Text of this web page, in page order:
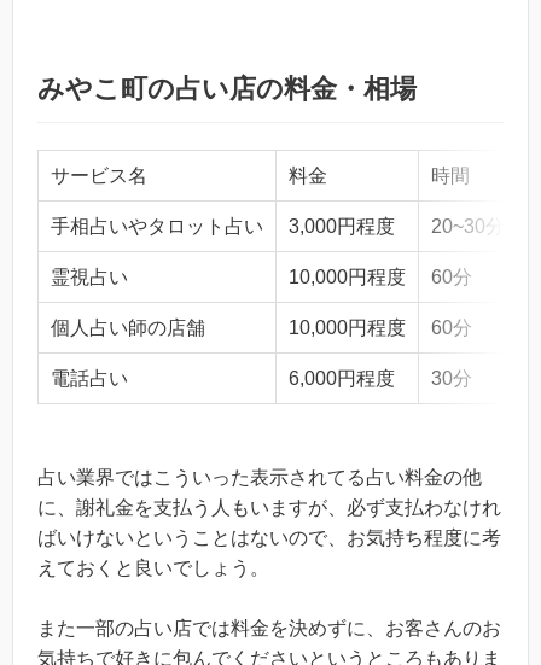
みやこ町の占い店の料金・相場
サービス名 料金 時間
手相占いやタロット占い 3,000円程度 20~30分
霊視占い 10,000円程度 60分
個人占い師の店舗 10,000円程度 60分
電話占い 6,000円程度 30分
占い業界ではこういった表示されてる占い料金の他
に、謝礼金を支払う人もいますが、必ず支払わなけれ
ばいけないということはないので、お気持ち程度に考
えておくと良いでしょう。
また一部の占い店では料金を決めずに、お客さんのお
気持ちで好きに包んでくださいというところもありま